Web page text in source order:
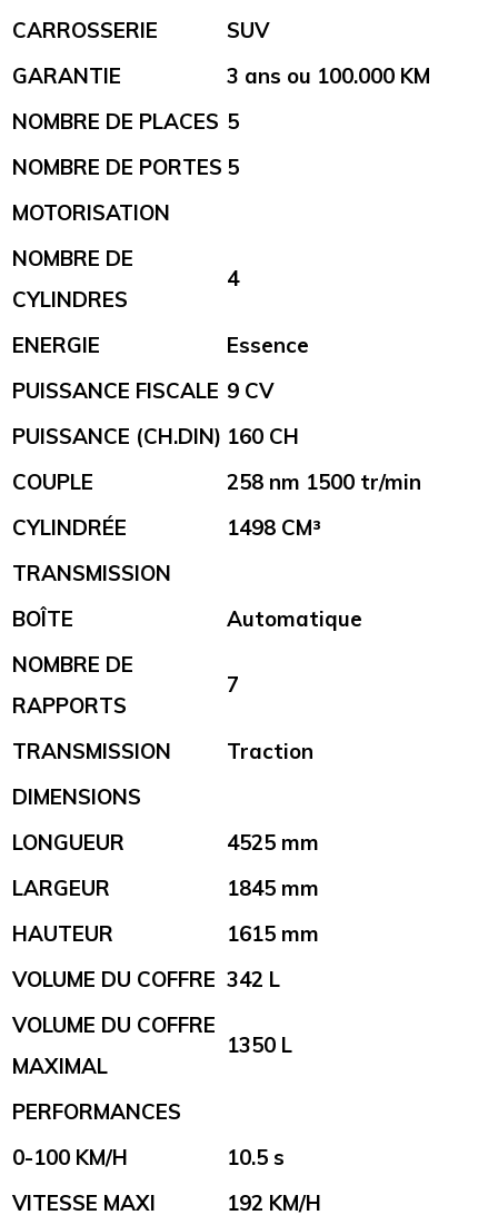
CARROSSERIE
SUV
GARANTIE
3 ans ou 100.000 KM
NOMBRE DE PLACES 5
NOMBRE DE PORTES 5
MOTORISATION
NOMBRE DE
CYLINDRES
4
ENERGIE
Essence
PUISSANCE FISCALE 9 CV
PUISSANCE (CH.DIN) 160 CH
COUPLE
258 nm 1500 tr/min
CYLINDRÉE
1498 CM³
TRANSMISSION
BOÎTE
Automatique
NOMBRE DE
RAPPORTS
7
TRANSMISSION
Traction
DIMENSIONS
LONGUEUR
4525 mm
LARGEUR
1845 mm
HAUTEUR
1615 mm
VOLUME DU COFFRE 342 L
VOLUME DU COFFRE
MAXIMAL
1350 L
PERFORMANCES
0-100 KM/H
10.5 s
VITESSE MAXI
192 KM/H